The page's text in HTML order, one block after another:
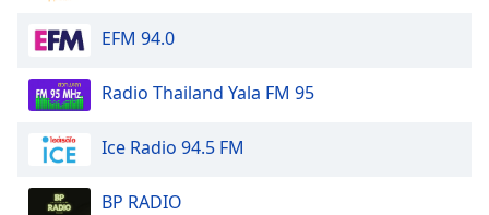
EFM 94.0
Radio Thailand Yala FM 95
Ice Radio 94.5 FM
BP RADIO